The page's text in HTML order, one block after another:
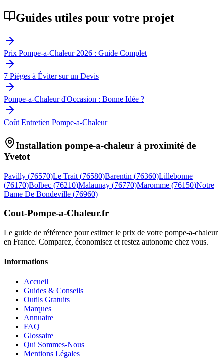
Guides utiles pour votre projet
Prix Pompe-a-Chaleur 2026 : Guide Complet
7 Pièges à Éviter sur un Devis
Pompe-a-Chaleur d'Occasion : Bonne Idée ?
Coût Entretien Pompe-a-Chaleur
Installation pompe-a-chaleur à proximité de
Yvetot
Pavilly (76570)Le Trait (76580)Barentin (76360)Lillebonne
(76170)Bolbec (76210)Malaunay (76770)Maromme (76150)Notre
Dame De Bondeville (76960)
Cout-Pompe-a-Chaleur.fr
Le guide de référence pour estimer le prix de votre pompe-a-chaleur
en France. Comparez, économisez et restez autonome chez vous.
Informations
Accueil
Guides & Conseils
Outils Gratuits
Marques
Annuaire
FAQ
Glossaire
Qui Sommes-Nous
Mentions Légales